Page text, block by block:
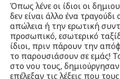
Όπως λένε οι ίδιοι οι
δεν είναι άλλο ένα
απώλεια ή την ερωτική
προσωπικό, εσωτερικό
ίδιοι, πριν πάρουν την
το παρουσιάσουν σε εμάς!
στο νου τους,
επέλεξαν τις λέξεις που